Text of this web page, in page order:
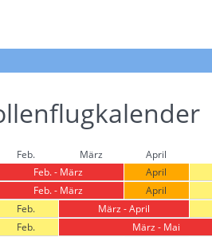
Feb. März April
Feb. - März April
Feb. - März April
Feb. März - April
Feb.
März - Mai